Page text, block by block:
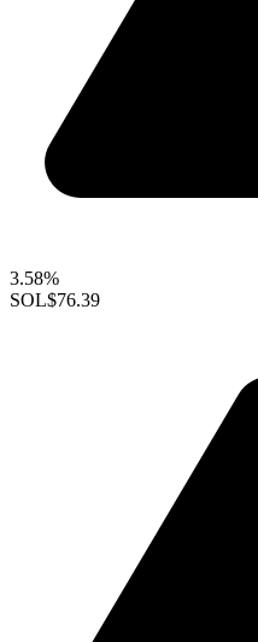
3.58%
SOL$76.39